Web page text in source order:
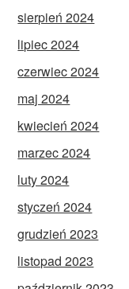
sierpień 2024
lipiec 2024
czerwiec 2024
maj 2024
kwiecień 2024
marzec 2024
luty 2024
styczeń 2024
grudzień 2023
listopad 2023